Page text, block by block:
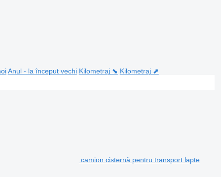
Anul - la început vechi Kilometraj ⬊ Kilometraj ⬈
camion cisternă pentru transport lapte